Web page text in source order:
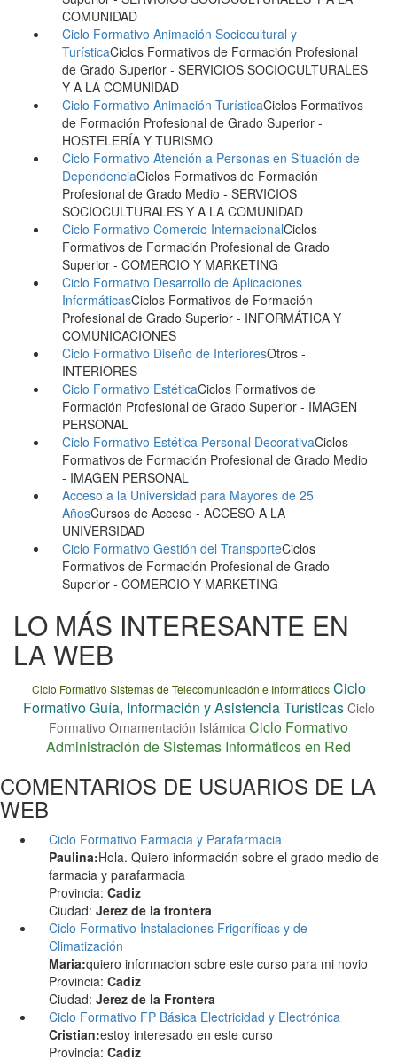
COMUNIDAD
Ciclo Formativo Animación Sociocultural y
TurísticaCiclos Formativos de Formación Profesional
de Grado Superior - SERVICIOS SOCIOCULTURALES
Y A LA COMUNIDAD
Ciclo Formativo Animación TurísticaCiclos Formativos
de Formación Profesional de Grado Superior -
HOSTELERÍA Y TURISMO
Ciclo Formativo Atención a Personas en Situación de
DependenciaCiclos Formativos de Formación
Profesional de Grado Medio - SERVICIOS
SOCIOCULTURALES Y A LA COMUNIDAD
Ciclo Formativo Comercio InternacionalCiclos
Formativos de Formación Profesional de Grado
Superior - COMERCIO Y MARKETING
Ciclo Formativo Desarrollo de Aplicaciones
InformáticasCiclos Formativos de Formación
Profesional de Grado Superior - INFORMÁTICA Y
COMUNICACIONES
Ciclo Formativo Diseño de InterioresOtros -
INTERIORES
Ciclo Formativo EstéticaCiclos Formativos de
Formación Profesional de Grado Superior - IMAGEN
PERSONAL
Ciclo Formativo Estética Personal DecorativaCiclos
Formativos de Formación Profesional de Grado Medio
- IMAGEN PERSONAL
Acceso a la Universidad para Mayores de 25
AñosCursos de Acceso - ACCESO A LA
UNIVERSIDAD
Ciclo Formativo Gestión del TransporteCiclos
Formativos de Formación Profesional de Grado
Superior - COMERCIO Y MARKETING
LO MÁS INTERESANTE EN
LA WEB
Ciclo Formativo Sistemas de Telecomunicación e Informáticos Ciclo
Formativo Guía, Información y Asistencia Turísticas Ciclo
Formativo Ornamentación Islámica Ciclo Formativo
Administración de Sistemas Informáticos en Red
COMENTARIOS DE USUARIOS DE LA
WEB
Ciclo Formativo Farmacia y Parafarmacia
Paulina:Hola. Quiero información sobre el grado medio de
farmacia y parafarmacia
Provincia: Cadiz
Ciudad: Jerez de la frontera
Ciclo Formativo Instalaciones Frigoríficas y de
Climatización
Maria:quiero informacion sobre este curso para mi novio
Provincia: Cadiz
Ciudad: Jerez de la Frontera
Ciclo Formativo FP Básica Electricidad y Electrónica
Cristian:estoy interesado en este curso
Provincia: Cadiz